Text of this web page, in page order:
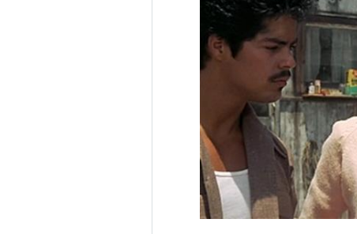
amazon:Lou Diamond Phillips
The
(1996
アーティ
出版社/メ
発売日:
メディア:
クリック: 2
この商品
ラ★バンバ